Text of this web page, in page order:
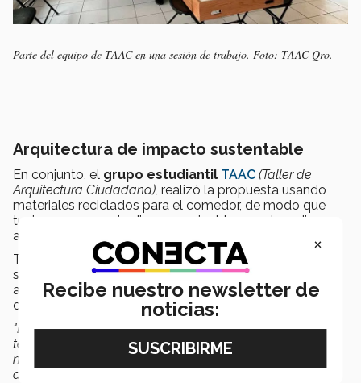
Parte del equipo de TAAC en una sesión de trabajo. Foto: TAAC Qro.
Arquitectura de impacto sustentable
En conjunto, el grupo estudiantil TAAC (Taller de
Arquitectura Ciudadana), realizó la propuesta usando
materiales reciclados para el comedor, de modo que
tuvieran un espacio digno y amigable con el medio
ambiente.
También diseñaron las camas de cultivo para no solo
satisfacer el alto consumo de comida, sino que,
además, hubiera un espacio medicinal con menor
consumo de energía.
"La idea se actualizó a tener un comedor sostenible, que
tenga un espacio con camas para cultivos, para que los
niños no solo pudieran alimentarse, sino también
aprender",
×
Recibe nuestro newsletter de
noticias: